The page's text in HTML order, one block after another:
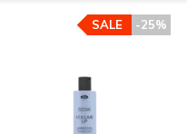
-25%
SALE